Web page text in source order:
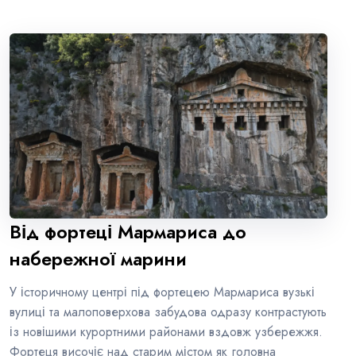
Від фортеці Мармариса до
набережної марини
У історичному центрі під фортецею Мармариса вузькі
вулиці та малоповерхова забудова одразу контрастують
із новішими курортними районами вздовж узбережжя.
Фортеця височіє над старим містом як головна